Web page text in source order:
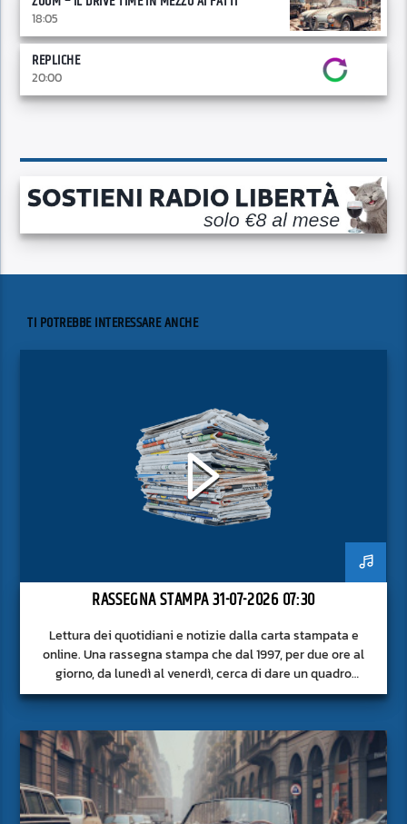
18:05
REPLICHE
20:00
TI POTREBBE INTERESSARE ANCHE
RASSEGNA STAMPA 31-07-2026 07:30
Lettura dei quotidiani e notizie dalla carta stampata e
online. Una rassegna stampa che dal 1997, per due ore al
giorno, da lunedì al venerdì, cerca di dare un quadro
approfondito delle notizie del giorno, senza fermarsi alla